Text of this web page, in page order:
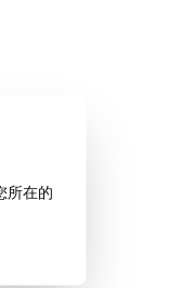
所在的